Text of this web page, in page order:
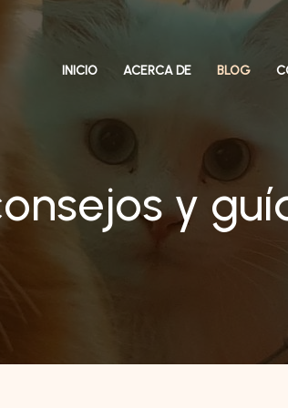
INICIO ACERCA DE BLOG
y